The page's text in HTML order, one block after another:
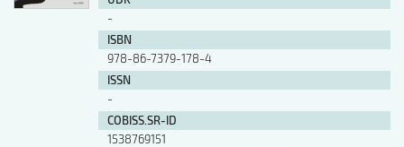
-
ISBN
978-86-7379-178-4
ISSN
-
COBISS.SR-ID
1538769151